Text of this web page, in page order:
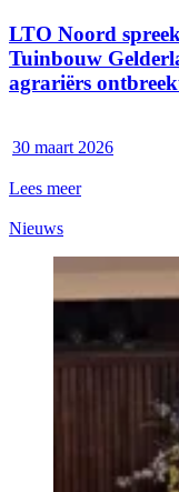
LTO Noord
Tuinbouw
agrariërs
30 maart 2026
Lees meer
Nieuws